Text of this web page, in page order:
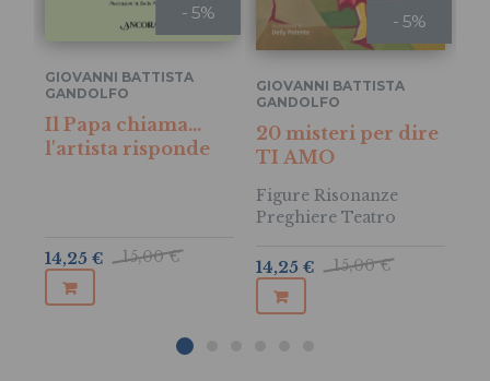
- 5%
GIOVANNI BATTISTA
GANDOLFO
,LUISA VASSALLO
Il Papa chiama…
l'artista risponde
15,00 €
14,25 €
- 5%
GIOVANNI BATTISTA
GANDOLFO
,DELLY POTENTE
LUISA VASSALLO
20 misteri per dire
TI AMO
Figure Risonanze
Preghiere Teatro
15,00 €
14,25 €